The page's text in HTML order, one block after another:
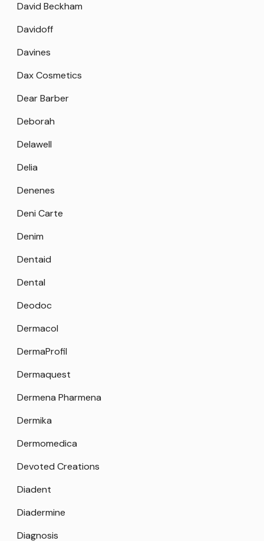
David Beckham
Davidoff
Davines
Dax Cosmetics
Dear Barber
Deborah
Delawell
Delia
Denenes
Deni Carte
Denim
Dentaid
Dental
Deodoc
Dermacol
DermaProfil
Dermaquest
Dermena Pharmena
Dermika
Dermomedica
Devoted Creations
Diadent
Diadermine
Diagnosis